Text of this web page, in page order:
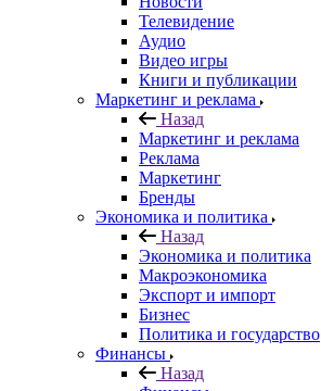
Телевидение
Аудио
Видео игры
Книги и публикации
Маркетинг и реклама
Назад
Маркетинг и реклама
Реклама
Маркетинг
Бренды
Экономика и политика
Назад
Экономика и политика
Макроэкономика
Экспорт и импорт
Бизнес
Политика и государство
Финансы
Назад